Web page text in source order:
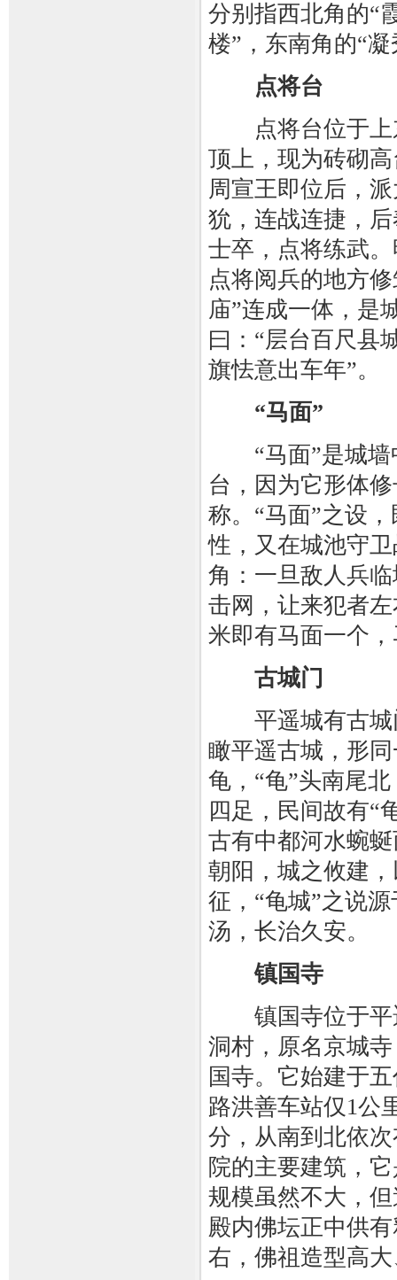
分别指西北角的“
楼”，东南角的“凝
点将台
点将台位于上
顶上，现为砖砌
周宣王即位后，
狁，连战连捷，
士卒，点将练武
点将阅兵的地方
庙”连成一体，是
曰：“层台百尺县
旗怯意出车年”。
“马面”
“马面”是城墙
台，因为它形体
称。“马面”之设
性，又在城池守
角：一旦敌人兵
击网，让来犯者
米即有马面一个
古城门
平遥城有古城
瞰平遥古城，形
龟，“龟”头南尾
四足，民间故有“
古有中都河水蜿
朝阳，城之攸建
征，“龟城”之说
汤，长治久安。
镇国寺
镇国寺位于平
洞村，原名京城
国寺。它始建于
路洪善车站仅1公
分，从南到北依
院的主要建筑，
规模虽然不大，
殿内佛坛正中供
右，佛祖造型高